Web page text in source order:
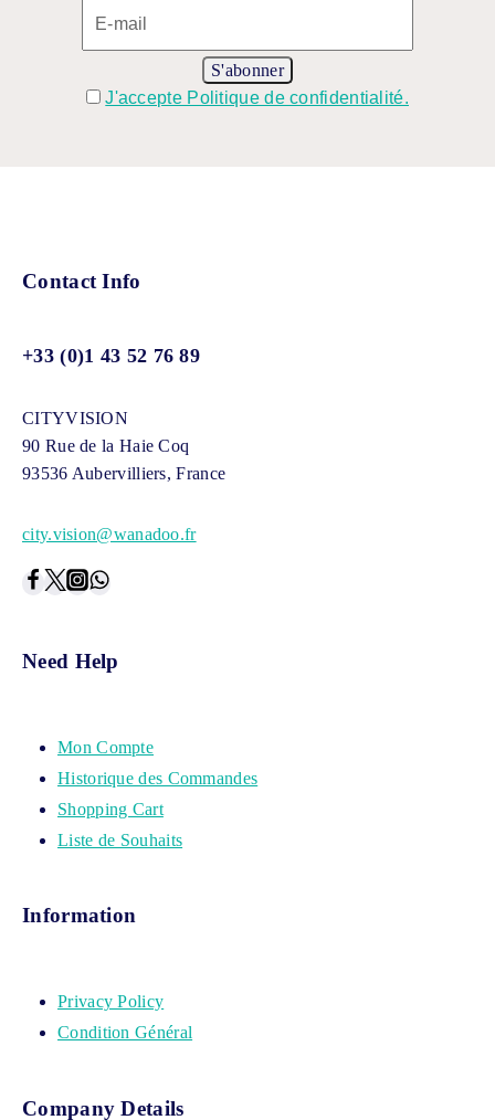
J'accepte Politique de confidentialité.
Contact Info
+33 (0)1 43 52 76 89
CITYVISION
90 Rue de la Haie Coq
93536 Aubervilliers, France
city.vision@wanadoo.fr
Need Help
Mon Compte
Historique des Commandes
Shopping Cart
Liste de Souhaits
Information
Privacy Policy
Condition Général
Company Details